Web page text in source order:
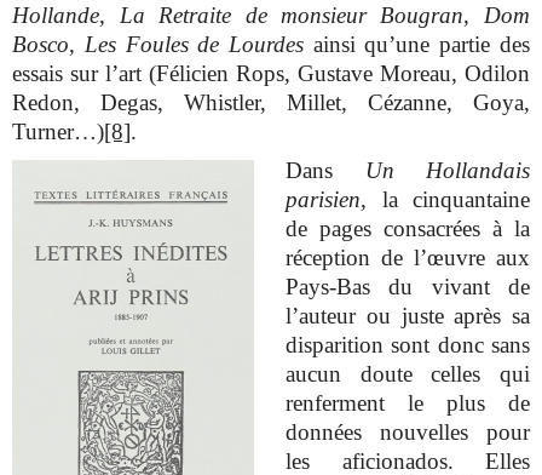
Hollande, La Retraite de monsieur Bougran, Dom
Bosco, Les Foules de Lourdes ainsi qu’une partie des
essais sur l’art (Félicien Rops, Gustave Moreau, Odilon
Redon, Degas, Whistler, Millet, Cézanne, Goya,
Turner…)[8].
Dans Un Hollandais
parisien, la cinquantaine
de pages consacrées à la
réception de l’œuvre aux
Pays-Bas du vivant de
l’auteur ou juste après sa
disparition sont donc sans
aucun doute celles qui
renferment le plus de
données nouvelles pour
les aficionados. Elles